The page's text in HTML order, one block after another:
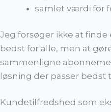
samlet værdi for
Jeg forsøger ikke at
bedst for alle, men at
sammenligne
løsning der passer bedst
Kundetilfredshed som